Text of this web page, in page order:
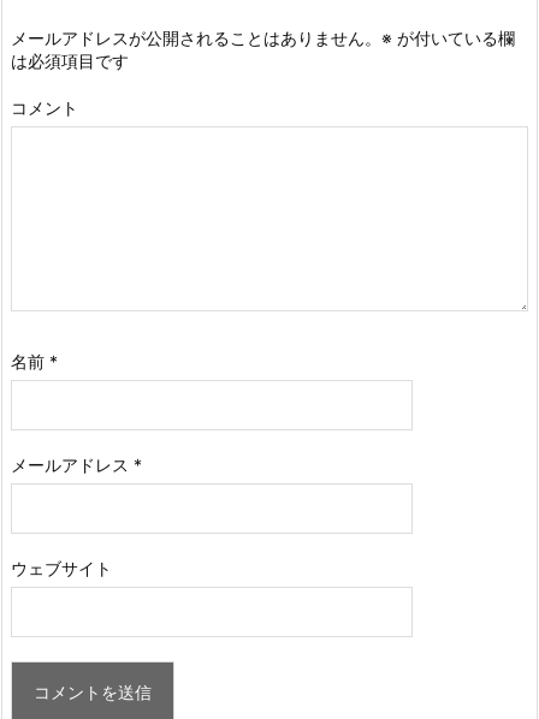
メールアドレスが公開されることはありません。 ※ が付いている欄
は必須項目です
コメント
名前 *
メールアドレス *
ウェブサイト